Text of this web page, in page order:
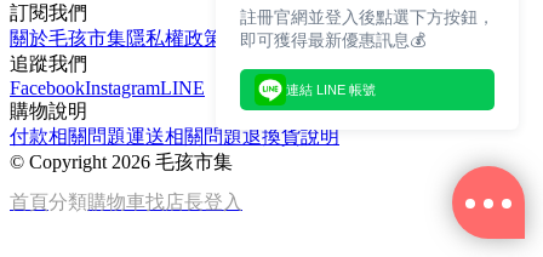
訂閱我們
關於毛孩市集隱私權政策
文章
追蹤我們
FacebookInstagramLINE
購物說明
付款相關問題運送相關問題退換貨說明
© Copyright 2026 毛孩市集
首頁分類購物車找店長登入
註冊官網並登入後點選下方按鈕，
即可獲得最新優惠訊息💰
連結 LINE 帳號